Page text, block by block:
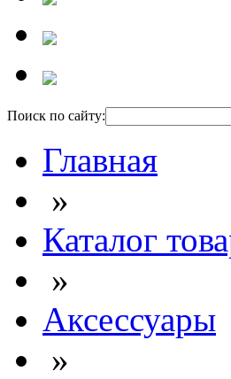
Поиск по сайту:
Главная
»
Каталог
»
Аксессуары
»